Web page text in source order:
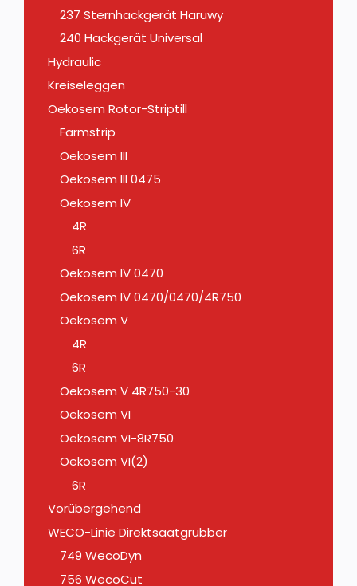
237 Sternhackgerät Haruwy
240 Hackgerät Universal
Hydraulic
Kreiseleggen
Oekosem Rotor-Striptill
Farmstrip
Oekosem III
Oekosem III 0475
Oekosem IV
4R
6R
Oekosem IV 0470
Oekosem IV 0470/0470/4R750
Oekosem V
4R
6R
Oekosem V 4R750-30
Oekosem VI
Oekosem VI-8R750
Oekosem VI(2)
6R
Vorübergehend
WECO-Linie Direktsaatgrubber
749 WecoDyn
756 WecoCut